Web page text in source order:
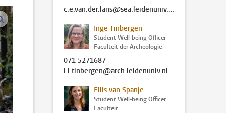
vergroot afbeeldingen
c.e.van.der.lans@sea.leidenuniv.nl
Inge Tinbergen
Student Well-being Officer
Faculteit der Archeologie
071 5271687
i.l.tinbergen@arch.leidenuniv.nl
Ellis van Spanje
Student Well-being Officer
Faculteit